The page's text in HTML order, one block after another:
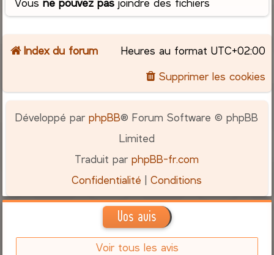
Index du forum Heures au format UTC+02:00
Supprimer les cookies
Développé parphpBB® Forum Software © phpBB
Limited
Traduit parphpBB-fr.com
Confidentialité |Conditions
Vos avis
Voir tous les avis